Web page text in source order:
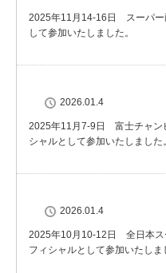
2025年11月14-16日 スーパー
して参加いたしました。
2026.01.4
2025年11月7-9日 富士チャン
シャルとして参加いたしました。
2026.01.4
2025年10月10-12日 全日本ス
フィシャルとして参加いたしま